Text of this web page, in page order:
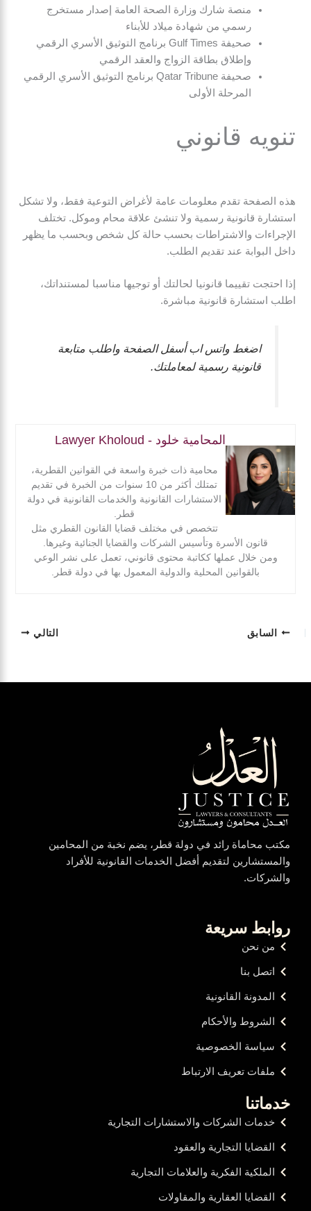
منصة شارك وزارة الصحة العامة إصدار مستخرج
رسمي من شهادة ميلاد للأبناء
صحيفة Gulf Times برنامج التوثيق الأسري الرقمي
وإطلاق بطاقة الزواج والعقد الرقمي
صحيفة Qatar Tribune برنامج التوثيق الأسري الرقمي
المرحلة الأولى
تنويه قانوني
هذه الصفحة تقدم معلومات عامة لأغراض التوعية فقط، ولا تشكل
استشارة قانونية رسمية ولا تنشئ علاقة محام وموكل. تختلف
الإجراءات والاشتراطات بحسب حالة كل شخص وبحسب ما يظهر
داخل البوابة عند تقديم الطلب.
إذا احتجت تقييما قانونيا لحالتك أو توجيها مناسبا لمستنداتك،
اطلب استشارة قانونية مباشرة.
اضغط واتس اب أسفل الصفحة واطلب متابعة
قانونية رسمية لمعاملتك.
المحامية خلود - Lawyer Kholoud
محامية ذات خبرة واسعة في القوانين القطرية،
تمتلك أكثر من 10 سنوات من الخبرة في تقديم
الاستشارات القانونية والخدمات القانونية في دولة
قطر.
تتخصص في مختلف قضايا القانون القطري مثل
قانون الأسرة وتأسيس الشركات والقضايا الجنائية وغيرها.
ومن خلال عملها ككاتبة محتوى قانوني، تعمل على نشر الوعي
بالقوانين المحلية والدولية المعمول بها في دولة قطر.
السابق التالي
مكتب محاماة رائد في دولة قطر، يضم نخبة من المحامين
والمستشارين لتقديم أفضل الخدمات القانونية للأفراد
والشركات.
روابط سريعة
من نحن
اتصل بنا
المدونة القانونية
الشروط والأحكام
سياسة الخصوصية
ملفات تعريف الارتباط
خدماتنا
خدمات الشركات والاستشارات التجارية
القضايا التجارية والعقود
الملكية الفكرية والعلامات التجارية
القضايا العقارية والمقاولات